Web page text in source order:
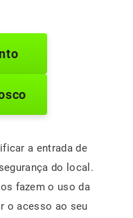
a entrada de
do local.
fazem o uso da
o acesso ao seu